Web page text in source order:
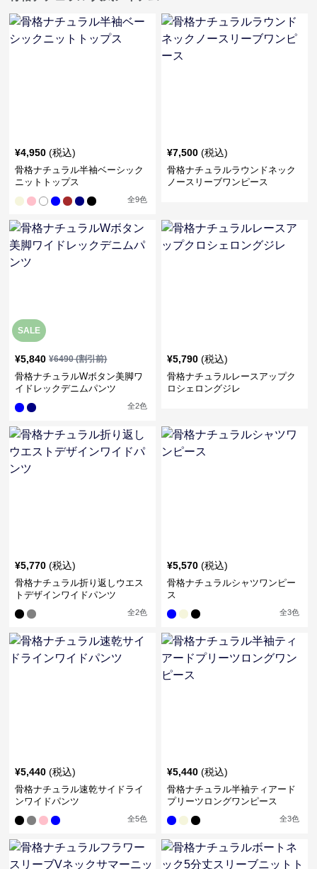
¥4,950 (税込)
骨格ナチュラル半袖ベーシック
ニットトップス
全9色
¥7,500 (税込)
骨格ナチュラルラウンドネック
ノースリーブワンピース
SALE
¥5,840 ¥6490(割引前)
骨格ナチュラルWボタン美脚ワ
イドレックデニムパンツ
全2色
¥5,790 (税込)
骨格ナチュラルレースアップク
ロシェロングジレ
¥5,770 (税込)
骨格ナチュラル折り返しウエス
トデザインワイドパンツ
全2色
¥5,570 (税込)
骨格ナチュラルシャツワンピー
ス
全3色
¥5,440 (税込)
骨格ナチュラル速乾サイドライ
ンワイドパンツ
全5色
¥5,440 (税込)
骨格ナチュラル半袖ティアード
プリーツロングワンピース
全3色